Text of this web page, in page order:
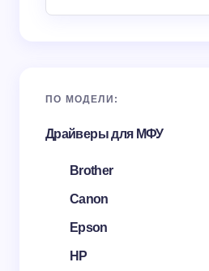
ПО МОДЕЛИ:
Драйверы для МФУ
Brother
Canon
Epson
HP